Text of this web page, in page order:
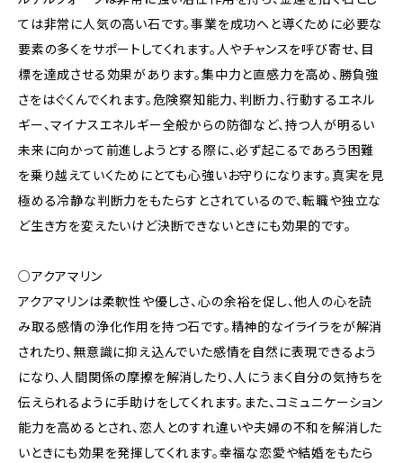
ては非常に人気の高い石です。事業を成功へと導くために必要な
要素の多くをサポートしてくれます。人やチャンスを呼び寄せ、目
標を達成させる効果があります。集中力と直感力を高め、勝負強
さをはぐくんでくれます。危険察知能力、判断力、行動するエネル
ギー、マイナスエネルギー全般からの防御など、持つ人が明るい
未来に向かって前進しようとする際に、必ず起こるであろう困難
を乗り越えていくためにとても心強いお守りになります。真実を見
極める冷静な判断力をもたらすとされているので、転職や独立な
ど生き方を変えたいけど決断できないときにも効果的です。
○アクアマリン
アクアマリンは柔軟性や優しさ、心の余裕を促し、他人の心を読
み取る感情の浄化作用を持つ石です。精神的なイライラをが解消
されたり、無意識に抑え込んでいた感情を自然に表現できるよう
になり、人間関係の摩擦を解消したり、人にうまく自分の気持ちを
伝えられるように手助けをしてくれます。また、コミュニケーション
能力を高めるとされ、恋人とのすれ違いや夫婦の不和を解消した
いときにも効果を発揮してくれます。幸福な恋愛や結婚をもたら